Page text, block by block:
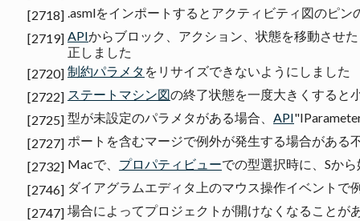
[2718] .asmlをインポートするとアクティビティ図のピ
[2719] APIからブロック、アクション、状態を移動させ
正しました
[2720] 制約パラメタ をリサイズできないようにしました
[2722] ステートマシン図の終了状態を一度大きくすると
[2725] 型が未設定のパラメタがある場合、 API
[2727] ポートを含むマージで例外が発生する場合がある
[2732] Macで、 プロパティビューでの型選択時に、Sか
[2746] ダイアグラムエディタ上のマウス操作イベント
[2747] 場合によってプロジェクトが開けなくなることが